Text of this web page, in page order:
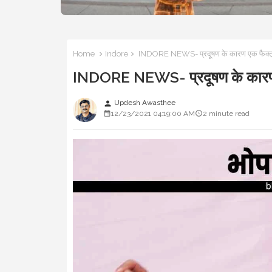
Home Indore INDORE NEWS- प्रदूषण के कारण एक
INDORE NEWS- प्रदूषण के
person Updesh Awasthee
12/23/2021 04:19:00 AM
2 minute read